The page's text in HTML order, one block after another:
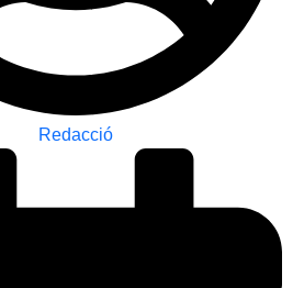
Redacció